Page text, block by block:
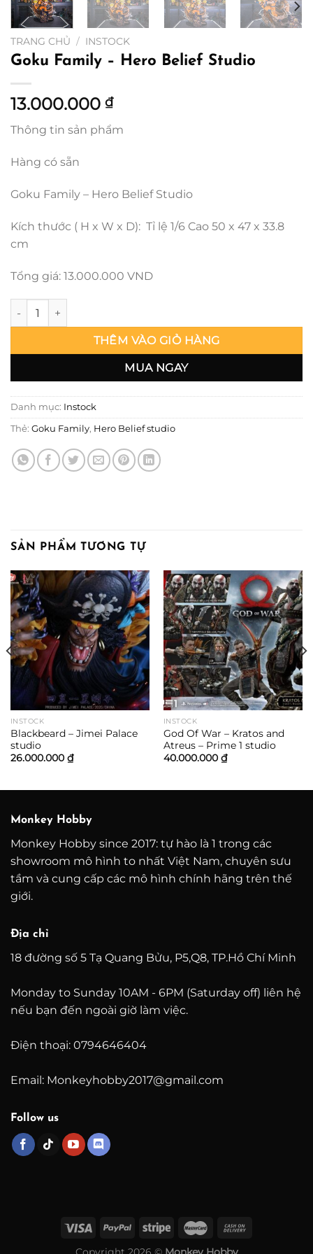
TRANG CHỦ / INSTOCK
Goku Family – Hero Belief Studio
13.000.000 ₫
Thông tin sản phẩm
Hàng có sẵn
Goku Family – Hero Belief Studio
Kích thước ( H x W x D): Tỉ lệ 1/6 Cao 50 x 47 x 33.8
cm
Tổng giá: 13.000.000 VND
Goku Family – Hero Belief Studio số lượng
THÊM VÀO GIỎ HÀNG
MUA NGAY
Danh mục: Instock
Thẻ: Goku Family, Hero Belief studio
SẢN PHẨM TƯƠNG TỰ
INSTOCK
Blackbeard – Jimei Palace
studio
26.000.000 ₫
INSTOCK
God Of War – Kratos and
Atreus – Prime 1 studio
40.000.000 ₫
Monkey Hobby
Monkey Hobby since 2017: tự hào là 1 trong các
showroom mô hình to nhất Việt Nam, chuyên sưu
tầm và cung cấp các mô hình chính hãng trên thế
giới.
Địa chỉ
18 đường số 5 Tạ Quang Bửu, P5,Q8, TP.Hồ Chí Minh
Monday to Sunday 10AM - 6PM (Saturday off) liên hệ
nếu bạn đến ngoài giờ làm việc.
Điện thoại: 0794646404
Email: Monkeyhobby2017@gmail.com
Follow us